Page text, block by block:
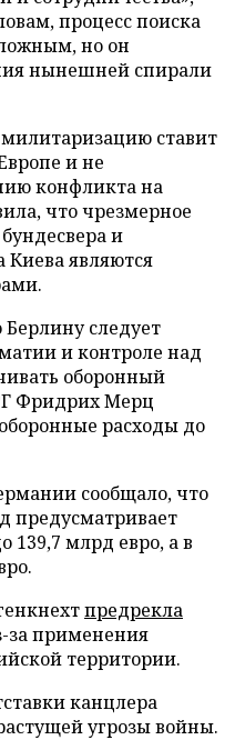
процесс поиска
но он
нынешней спирали
ставит
и не
конфликта на
что чрезмерное
и
Киева являются
следует
и контроле над
оборонный
Фридрих Мерц
расходы до
сообщало, что
предусматривает
139,7 млрд евро, а в
предрекла
за применения
территории.
канцлера
угрозы войны.